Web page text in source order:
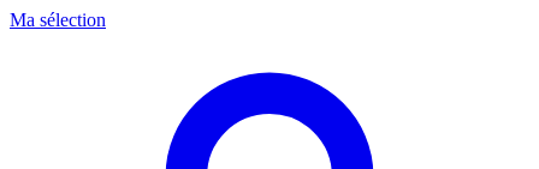
Ma sélection